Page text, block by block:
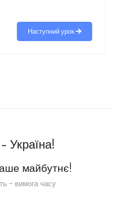
Наступний урок
Україна!
майбутнє!
- вимога часу